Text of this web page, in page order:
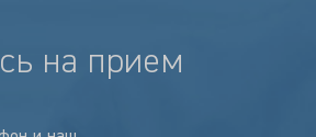
на прием